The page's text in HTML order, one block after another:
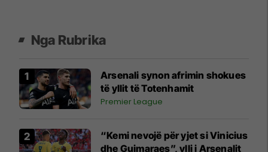
Nga Rubrika
Arsenali synon afrimin shokues
të yllit të Totenhamit
Premier League
“Kemi nevojë për yjet si Vinicius
dhe Guimaraes”, ylli i Arsenalit